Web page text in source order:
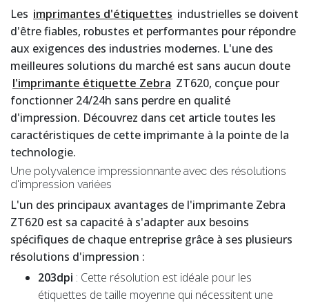
Les imprimantes d'étiquettes industrielles se doivent
d'être fiables, robustes et performantes pour répondre
aux exigences des industries modernes. L'une des
meilleures solutions du marché est sans aucun doute
l'imprimante étiquette Zebra ZT620, conçue pour
fonctionner 24/24h sans perdre en qualité
d'impression. Découvrez dans cet article toutes les
caractéristiques de cette imprimante à la pointe de la
technologie.
Une polyvalence impressionnante avec des résolutions
d'impression variées
L'un des principaux avantages de l'imprimante Zebra
ZT620 est sa capacité à s'adapter aux besoins
spécifiques de chaque entreprise grâce à ses plusieurs
résolutions d'impression :
203dpi : Cette résolution est idéale pour les
étiquettes de taille moyenne qui nécessitent une